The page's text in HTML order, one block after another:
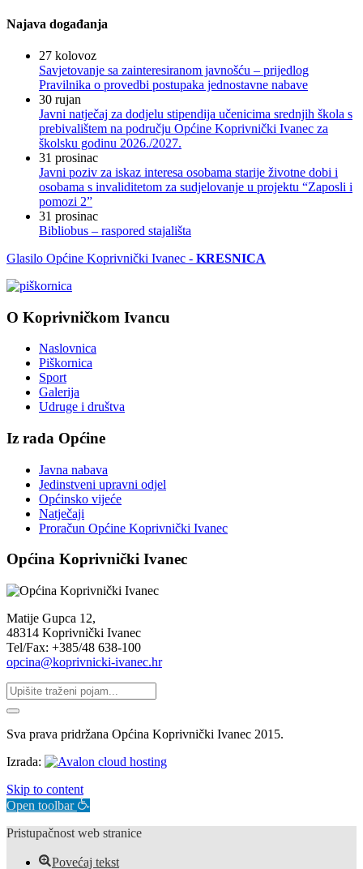
Najava događanja
27 kolovoz
Savjetovanje sa zainteresiranom javnošću – prijedlog
Pravilnika o provedbi postupaka jednostavne nabave
30 rujan
Javni natječaj za dodjelu stipendija učenicima srednjih škola s
prebivalištem na području Općine Koprivnički Ivanec za
školsku godinu 2026./2027.
31 prosinac
Javni poziv za iskaz interesa osobama starije životne dobi i
osobama s invaliditetom za sudjelovanje u projektu “Zaposli i
pomozi 2”
31 prosinac
Bibliobus – raspored stajališta
Glasilo Općine Koprivnički Ivanec - KRESNICA
O Koprivničkom Ivancu
Naslovnica
Piškornica
Sport
Galerija
Udruge i društva
Iz rada Općine
Javna nabava
Jedinstveni upravni odjel
Općinsko vijeće
Natječaji
Proračun Općine Koprivnički Ivanec
Općina Koprivnički Ivanec
Matije Gupca 12,
48314 Koprivnički Ivanec
Tel/Fax: +385/48 638-100
opcina@koprivnicki-ivanec.hr
Sva prava pridržana Općina Koprivnički Ivanec 2015.
Izrada:
Skip to content
Open toolbar
Pristupačnost web stranice
Povećaj tekst